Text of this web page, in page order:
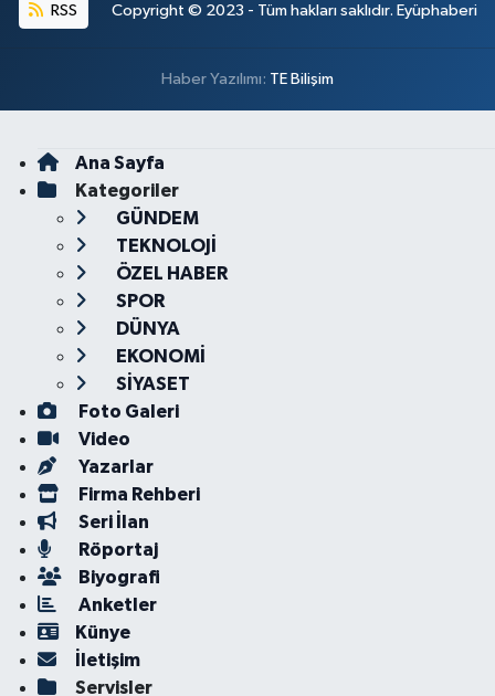
RSS Copyright © 2023 - Tüm hakları saklıdır. Eyüphaberi
Haber Yazılımı: TE Bilişim
Ana Sayfa
Kategoriler
GÜNDEM
TEKNOLOJİ
ÖZEL HABER
SPOR
DÜNYA
EKONOMİ
SİYASET
Foto Galeri
Video
Yazarlar
Firma Rehberi
Seri İlan
Röportaj
Biyografi
Anketler
Künye
İletişim
Servisler